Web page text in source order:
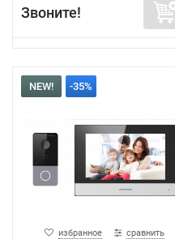
Звоните!
NEW! -35%
избранное сравнить